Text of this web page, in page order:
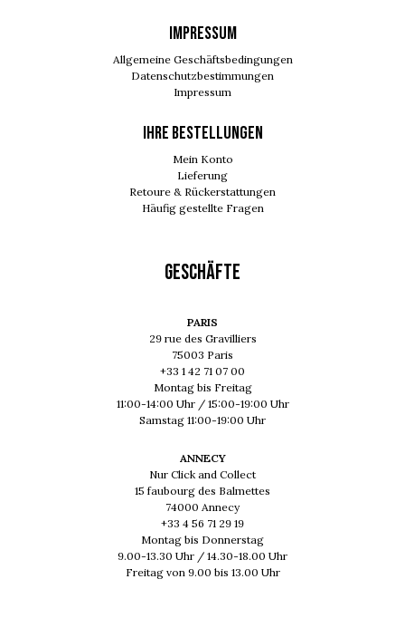
IMPRESSUM
Allgemeine Geschäftsbedingungen
Datenschutzbestimmungen
Impressum
Ihre Bestellungen
Mein Konto
Lieferung
Retoure & Rückerstattungen
Häufig gestellte Fragen
GESCHÄFTE
PARIS
29 rue des Gravilliers
75003 Paris
+33 1 42 71 07 00
Montag bis Freitag
11:00-14:00 Uhr / 15:00-19:00 Uhr
Samstag 11:00-19:00 Uhr
ANNECY
Nur Click and Collect
15 faubourg des Balmettes
74000 Annecy
+33 4 56 71 29 19
Montag bis Donnerstag
9.00-13.30 Uhr / 14.30-18.00 Uhr
Freitag von 9.00 bis 13.00 Uhr